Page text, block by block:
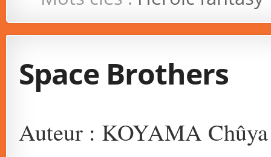
Space Brothers
Auteur : KOYAMA Chûya